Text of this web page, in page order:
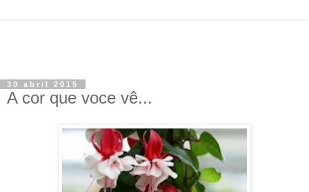
30 abril 2015
A cor que voce vê...